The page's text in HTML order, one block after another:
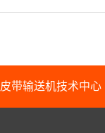
带输送机技术中心